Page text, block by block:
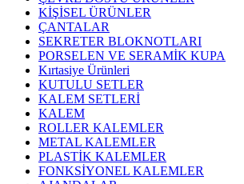
KİŞİSEL ÜRÜNLER
ÇANTALAR
SEKRETER BLOKNOTLARI
PORSELEN VE SERAMİK KUPA
Kırtasiye Ürünleri
KUTULU SETLER
KALEM SETLERİ
KALEM
ROLLER KALEMLER
METAL KALEMLER
PLASTİK KALEMLER
FONKSİYONEL KALEMLER